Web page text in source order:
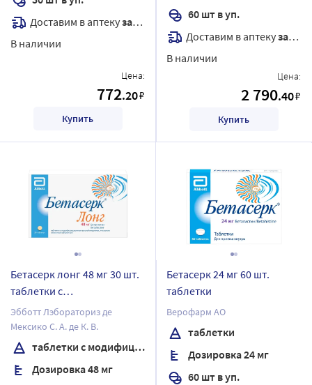
Доставим в аптекузавтра
В наличии
Цена:
772.20₽
Купить
60 шт в уп.
Доставим в аптекузавтра
В наличии
Цена:
2 790.40₽
Купить
Бетасерк лонг 48 мг 30 шт.
таблетки с
модифицированным
высвобождением,
покрытые пленочной
оболочкой
Эбботт Лэбораториз де
Мексико С. А. де К. В.
таблетки с модифицированным высвобождением, покрытые пленочной оболочкой
Дозировка 48 мг
Бетасерк 24 мг 60 шт.
таблетки
Верофарм АО
таблетки
Дозировка 24 мг
60 шт в уп.